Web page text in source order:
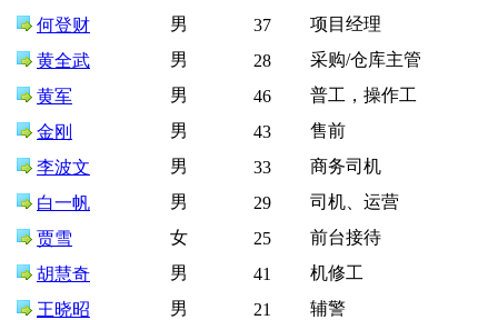
何登财
男 37
项目经理
黄全武
男 28
采购/仓库主管
黄军
男 46
普工，操作工
金刚
男 43
售前
李波文
男 33
商务司机
白一帆
男 29
司机、运营
贾雪
女 25
前台接待
胡慧奇
男 41
机修工
王晓昭
男 21
辅警